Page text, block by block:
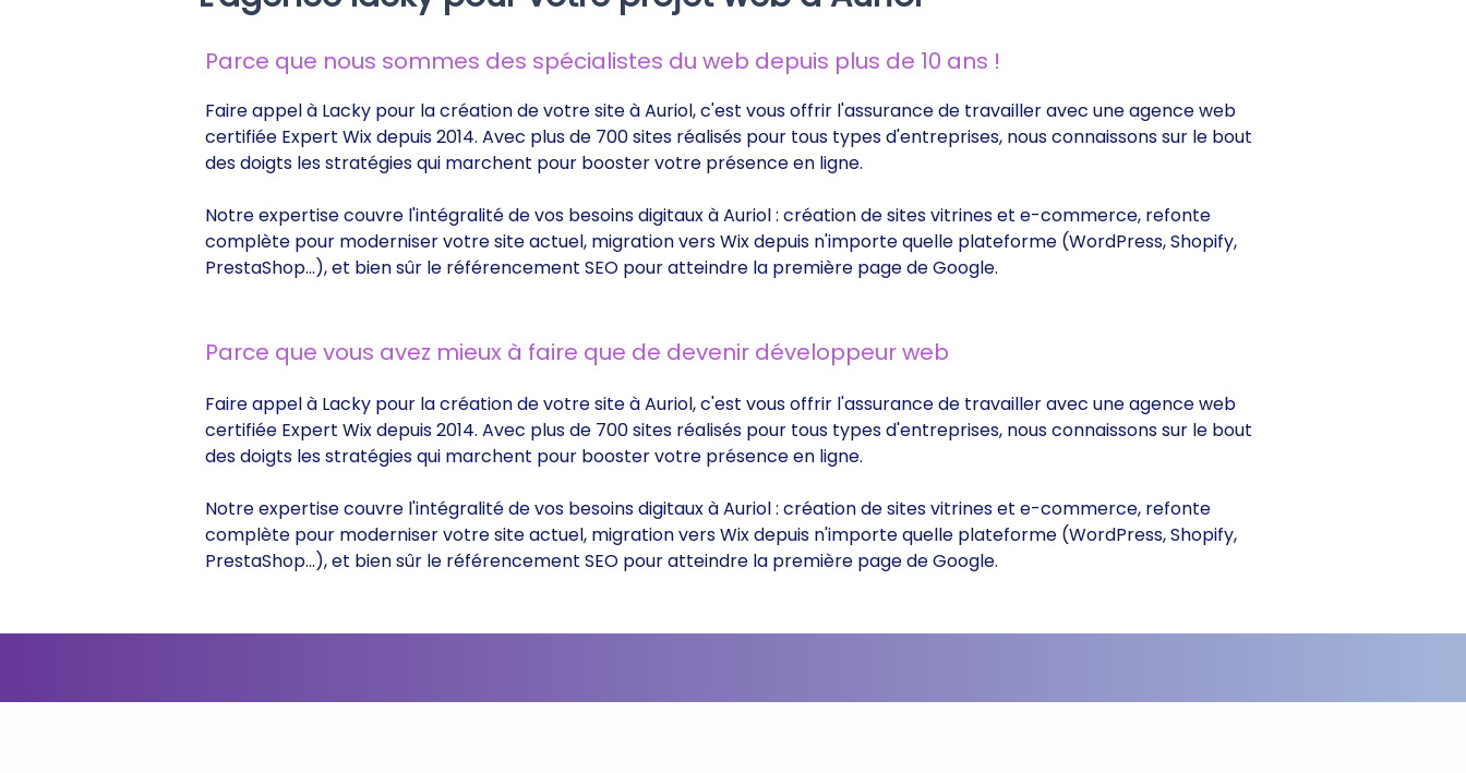
Parce que nous sommes des spécialistes du web depuis plus de 10 ans !
Faire appel à Lacky pour la création de votre site à Auriol, c'est vous offrir l'assurance de travailler avec une agence web
certifiée Expert Wix depuis 2014. Avec plus de 700 sites réalisés pour tous types d'entreprises, nous connaissons sur le bout
des doigts les stratégies qui marchent pour booster votre présence en ligne.
Notre expertise couvre l'intégralité de vos besoins digitaux à Auriol : création de sites vitrines et e-commerce, refonte
complète pour moderniser votre site actuel, migration vers Wix depuis n'importe quelle plateforme (WordPress, Shopify,
PrestaShop...), et bien sûr le référencement SEO pour atteindre la première page de Google.
Parce que vous avez mieux à faire que de devenir développeur web
Faire appel à Lacky pour la création de votre site à Auriol, c'est vous offrir l'assurance de travailler avec une agence web
certifiée Expert Wix depuis 2014. Avec plus de 700 sites réalisés pour tous types d'entreprises, nous connaissons sur le bout
des doigts les stratégies qui marchent pour booster votre présence en ligne.
Notre expertise couvre l'intégralité de vos besoins digitaux à Auriol : création de sites vitrines et e-commerce, refonte
complète pour moderniser votre site actuel, migration vers Wix depuis n'importe quelle plateforme (WordPress, Shopify,
PrestaShop...), et bien sûr le référencement SEO pour atteindre la première page de Google.